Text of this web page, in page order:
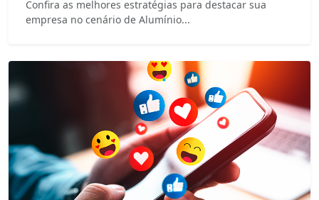
Confira as melhores estratégias para destacar sua
empresa no cenário de Alumínio...